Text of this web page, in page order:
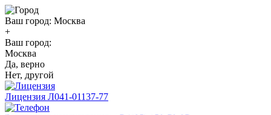
Ваш город: Москва
+
Ваш город:
Москва
Да, верно
Нет, другой
Лицензия Л041-01137-77